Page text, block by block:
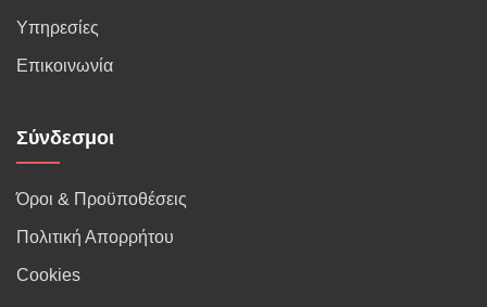
Υπηρεσίες
Επικοινωνία
Σύνδεσμοι
Όροι & Προϋποθέσεις
Πολιτική Απορρήτου
Cookies